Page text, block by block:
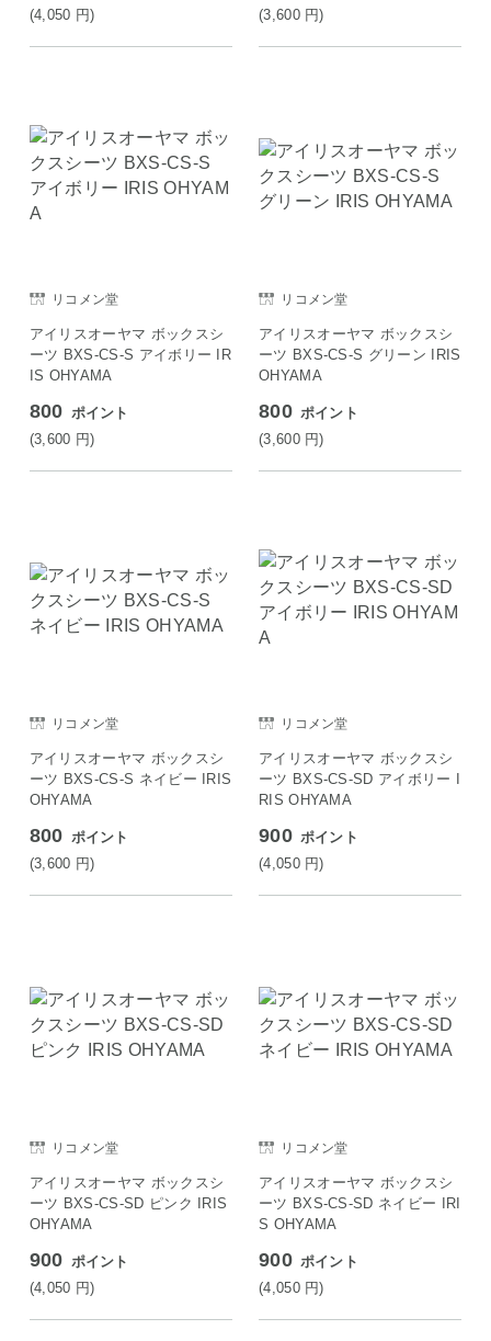
(4,050 円)
(3,600 円)
リコメン堂
アイリスオーヤマ ボックスシ
ーツ BXS-CS-S アイボリー IR
IS OHYAMA
800 ポイント
(3,600 円)
リコメン堂
アイリスオーヤマ ボックスシ
ーツ BXS-CS-S グリーン IRIS
OHYAMA
800 ポイント
(3,600 円)
リコメン堂
アイリスオーヤマ ボックスシ
ーツ BXS-CS-S ネイビー IRIS
OHYAMA
800 ポイント
(3,600 円)
リコメン堂
アイリスオーヤマ ボックスシ
ーツ BXS-CS-SD アイボリー I
RIS OHYAMA
900 ポイント
(4,050 円)
リコメン堂
アイリスオーヤマ ボックスシ
ーツ BXS-CS-SD ピンク IRIS
OHYAMA
900 ポイント
(4,050 円)
リコメン堂
アイリスオーヤマ ボックスシ
ーツ BXS-CS-SD ネイビー IRI
S OHYAMA
900 ポイント
(4,050 円)